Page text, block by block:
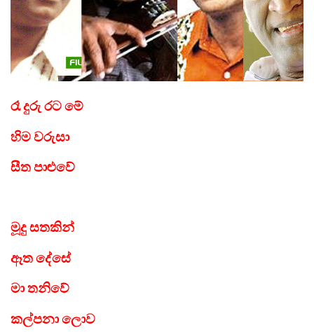
රෑ දුරු රට මේ
හිම වරුසා
සීත පාළුවේ
මූදු සතකින්
ඈත දේසේ
මා තනිවේ
කල්පනා ලොව